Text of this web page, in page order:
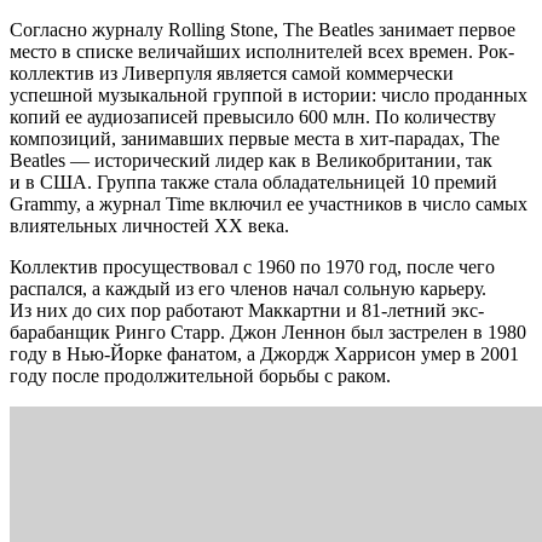
Согласно журналу Rolling Stone, The Beatles занимает первое
место в списке величайших исполнителей всех времен. Рок-
коллектив из Ливерпуля является самой коммерчески
успешной музыкальной группой в истории: число проданных
копий ее аудиозаписей превысило 600 млн. По количеству
композиций, занимавших первые места в хит-парадах, The
Beatles — исторический лидер как в Великобритании, так
и в США. Группа также стала обладательницей 10 премий
Grammy, а журнал Time включил ее участников в число самых
влиятельных личностей ХХ века.
Коллектив просуществовал с 1960 по 1970 год, после чего
распался, а каждый из его членов начал сольную карьеру.
Из них до сих пор работают Маккартни и 81-летний экс-
барабанщик Ринго Старр. Джон Леннон был застрелен в 1980
году в Нью-Йорке фанатом, а Джордж Харрисон умер в 2001
году после продолжительной борьбы с раком.